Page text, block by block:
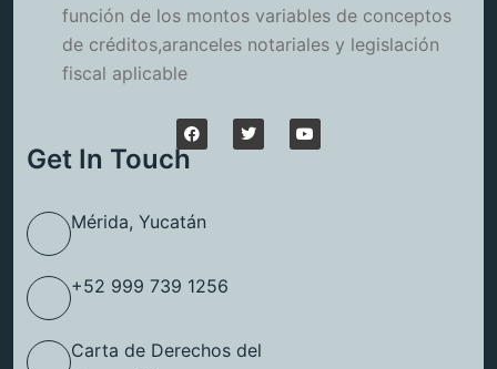
función de los montos variables de conceptos
de créditos,aranceles notariales y legislación
fiscal aplicable
Get In Touch
Mérida, Yucatán
+52 999 739 1256
Carta de Derechos del